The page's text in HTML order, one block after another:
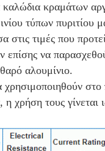
κραμάτων
τύπων πυριτίου
στις τιμές που
επίσης να
αλουμίνιο.
τους γίνεται